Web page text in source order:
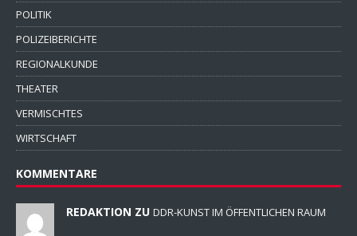
POLITIK
POLIZEIBERICHTE
REGIONALKUNDE
THEATER
VERMISCHTES
WIRTSCHAFT
KOMMENTARE
REDAKTION ZU DDR-KUNST IM ÖFFENTLICHEN RAUM